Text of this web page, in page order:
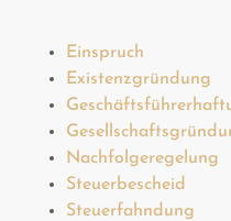
Einspruch
Existenzgründung
Nachfolgeregelung
Steuerbescheid
Steuerfahndung